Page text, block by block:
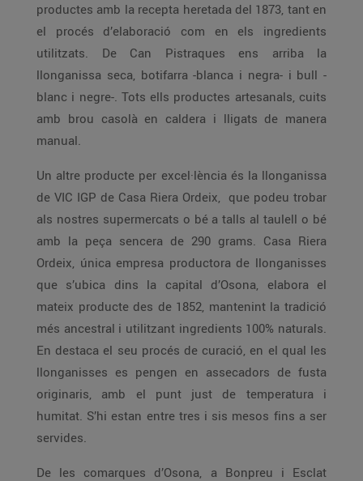
productes amb la recepta heretada del 1873, tant en
el procés d’elaboració com en els ingredients
utilitzats. De Can Pistraques ens arriba la
llonganissa seca, botifarra -blanca i negra- i bull -
blanc i negre-. Tots ells productes artesanals, cuits
amb brou casolà en caldera i lligats de manera
manual.
Un altre producte per excel·lència és la llonganissa
de VIC IGP de Casa Riera Ordeix, que podeu trobar
als nostres supermercats o bé a talls al taulell o bé
amb la peça sencera de 290 grams. Casa Riera
Ordeix, única empresa productora de llonganisses
que s’ubica dins la capital d’Osona, elabora el
mateix producte des de 1852, mantenint la tradició
més ancestral i utilitzant ingredients 100% naturals.
En destaca el seu procés de curació, en el qual les
llonganisses es pengen en assecadors de fusta
originaris, amb el punt just de temperatura i
humitat. S’hi estan entre tres i sis mesos fins a ser
servides.
De les comarques d’Osona, a Bonpreu i Esclat